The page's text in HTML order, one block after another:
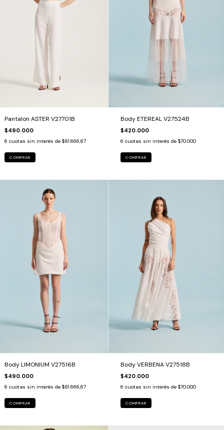
Pantalon ASTER V27701B
$490.000
6 cuotas sin interés de $81.666,67
COMPRAR
Body ETEREAL V27524B
$420.000
6 cuotas sin interés de $70.000
COMPRAR
Body LIMONIUM V27516B
$490.000
6 cuotas sin interés de $81.666,67
COMPRAR
Body VERBENA V27518B
$420.000
6 cuotas sin interés de $70.000
COMPRAR